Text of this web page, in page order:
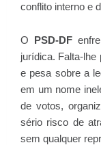
conflito interno e
O PSD-DF
jurídica. Falta-lhe
e pesa sobre a
em um nome
de votos,
sério risco de
sem qualquer